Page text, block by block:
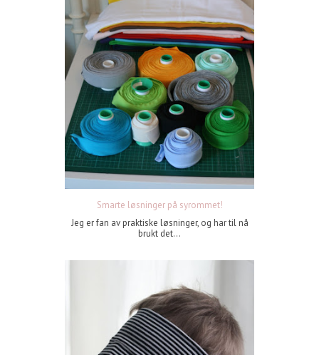
Smarte løsninger på syrommet!
Jeg er fan av praktiske løsninger, og har til nå
brukt det...